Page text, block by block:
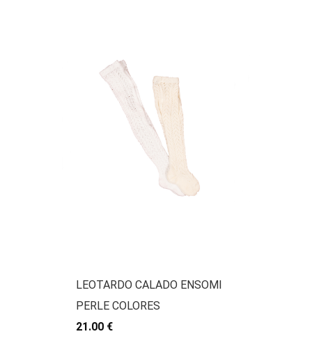
LEOTARDO CALADO ENSOMI
PERLE COLORES
21.00 €